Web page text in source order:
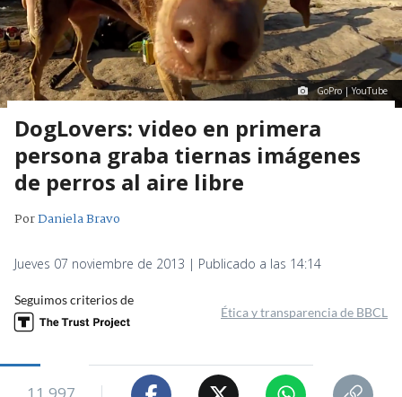
GoPro | YouTube
DogLovers: video en primera
persona graba tiernas imágenes
de perros al aire libre
PorDaniela Bravo
Jueves 07 noviembre de 2013 | Publicado a las 14:14
Seguimos criterios de
Ética y transparencia de BBCL